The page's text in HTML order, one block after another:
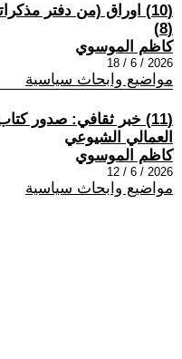
(10) اوراق (من دفتر
(8)
كاظم الموسوي
2026 / 6 / 18
مواضيع وابحاث سياسية
(11) خبر ثقافي: صدور
العمالي الشيوعي
كاظم الموسوي
2026 / 6 / 12
مواضيع وابحاث سياسية